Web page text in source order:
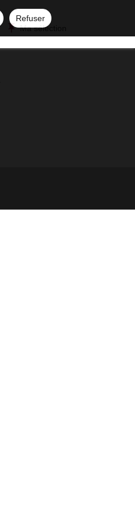
Refuser
Ma sélection